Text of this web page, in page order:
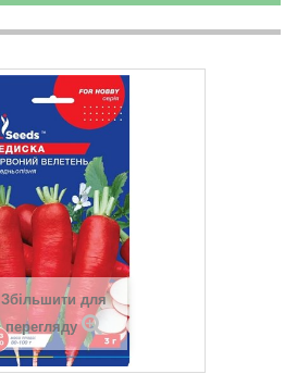
Збільшити для
перегляду